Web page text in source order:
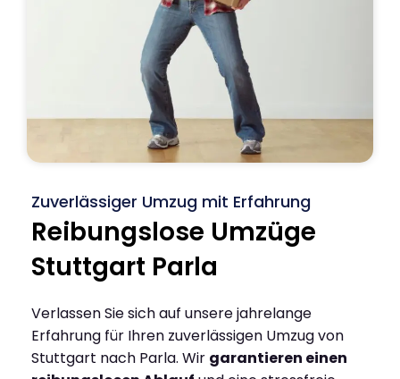
Zuverlässiger Umzug mit Erfahrung
Reibungslose Umzüge
Stuttgart Parla
Verlassen Sie sich auf unsere jahrelange
Erfahrung für Ihren zuverlässigen Umzug von
Stuttgart nach Parla. Wir garantieren einen